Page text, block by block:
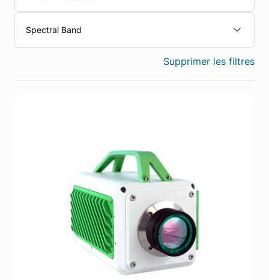
Spectral Band
Supprimer les filtres